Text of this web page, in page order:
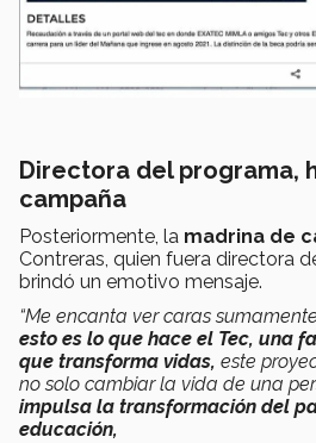
Directora del programa,
campaña
Posteriormente, la madrina de
Contreras, quien fuera directora
brindó un emotivo mensaje.
“Me encanta ver caras
esto es lo que hace el Tec, una
que transforma vidas, este
no solo cambiar la vida de una
impulsa la transformación del
educación,